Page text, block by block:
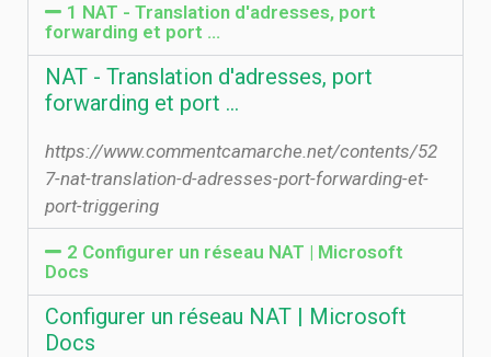
1 NAT - Translation d'adresses, port
forwarding et port ...
NAT - Translation d'adresses, port
forwarding et port ...
https://www.commentcamarche.net/contents/52
7-nat-translation-d-adresses-port-forwarding-et-
port-triggering
2 Configurer un réseau NAT | Microsoft
Docs
Configurer un réseau NAT | Microsoft
Docs